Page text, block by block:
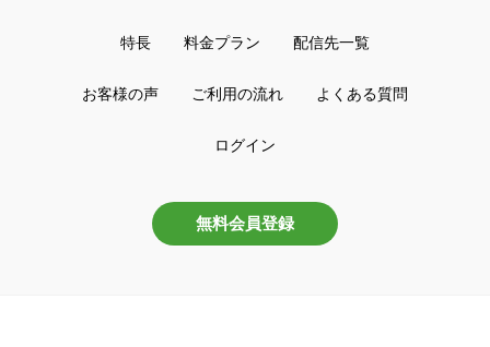
特長 料金プラン 配信先一覧
お客様の声 ご利用の流れ よくある質問
ログイン
無料会員登録